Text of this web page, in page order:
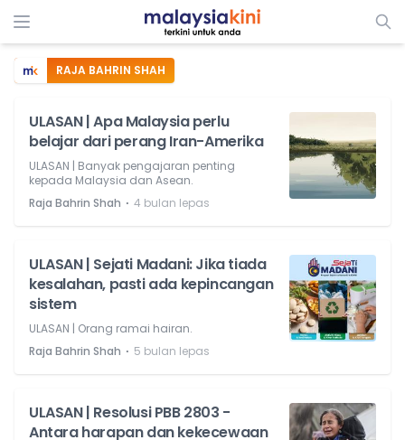
RAJA BAHRIN SHAH
ULASAN | Apa Malaysia perlu
belajar dari perang Iran-Amerika
ULASAN | Banyak pengajaran penting
kepada Malaysia dan Asean.
Raja Bahrin Shah ⋅ 4 bulan lepas
ULASAN | Sejati Madani: Jika tiada
kesalahan, pasti ada kepincangan
sistem
ULASAN | Orang ramai hairan.
Raja Bahrin Shah ⋅ 5 bulan lepas
ULASAN | Resolusi PBB 2803 -
Antara harapan dan kekecewaan